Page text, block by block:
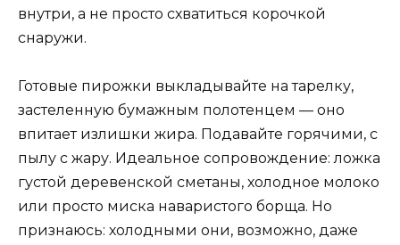
внутри, а не просто схватиться корочкой
снаружи.
Готовые пирожки выкладывайте на тарелку,
застеленную бумажным полотенцем — оно
впитает излишки жира. Подавайте горячими, с
пылу с жару. Идеальное сопровождение: ложка
густой деревенской сметаны, холодное молоко
или просто миска наваристого борща. Но
признаюсь: холодными они, возможно, даже